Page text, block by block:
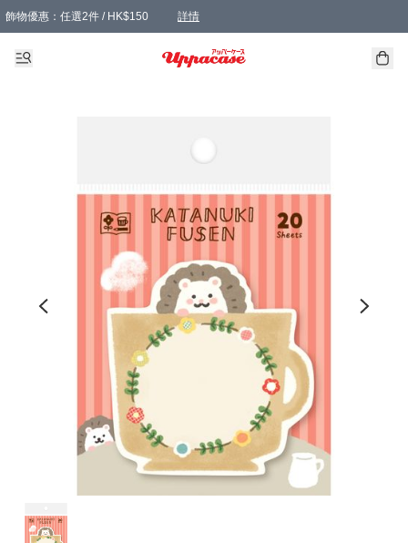
飾物優惠：任選2件 / HK$150 詳情
髮飾優惠：任選2件 / HK$100 詳情
精選襪子優惠：任選3對 / HK$115 詳情
滿額免運：本地訂單滿港幣350元可享免運費優惠